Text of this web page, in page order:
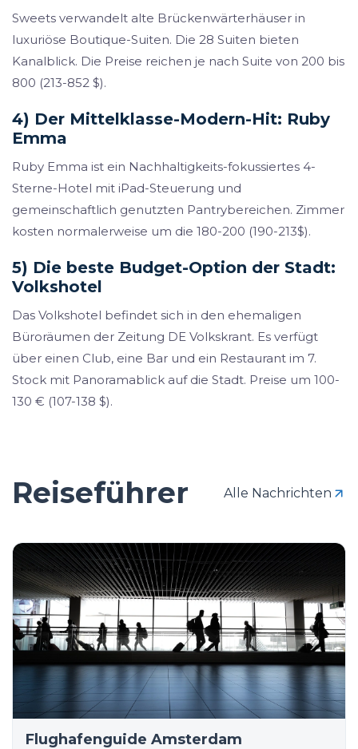
Sweets verwandelt alte Brückenwärterhäuser in
luxuriöse Boutique-Suiten. Die 28 Suiten bieten
Kanalblick. Die Preise reichen je nach Suite von 200 bis
800 (213-852 $).
4) Der Mittelklasse-Modern-Hit: Ruby
Emma
Ruby Emma ist ein Nachhaltigkeits-fokussiertes 4-
Sterne-Hotel mit iPad-Steuerung und
gemeinschaftlich genutzten Pantrybereichen. Zimmer
kosten normalerweise um die 180-200 (190-213$).
5) Die beste Budget-Option der Stadt:
Volkshotel
Das Volkshotel befindet sich in den ehemaligen
Büroräumen der Zeitung DE Volkskrant. Es verfügt
über einen Club, eine Bar und ein Restaurant im 7.
Stock mit Panoramablick auf die Stadt. Preise um 100-
130 € (107-138 $).
Reiseführer Alle Nachrichten
Flughafenguide Amsterdam